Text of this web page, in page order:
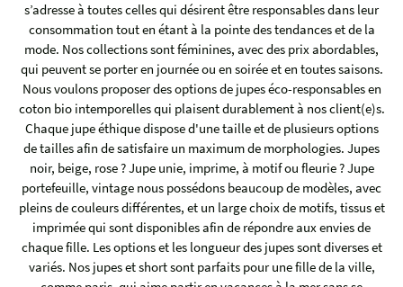
s’adresse à toutes celles qui désirent être responsables dans leur
consommation tout en étant à la pointe des tendances et de la
mode. Nos collections sont féminines, avec des prix abordables,
qui peuvent se porter en journée ou en soirée et en toutes saisons.
Nous voulons proposer des options de jupes éco-responsables en
coton bio intemporelles qui plaisent durablement à nos client(e)s.
Chaque jupe éthique dispose d'une taille et de plusieurs options
de tailles afin de satisfaire un maximum de morphologies. Jupes
noir, beige, rose ? Jupe unie, imprime, à motif ou fleurie ? Jupe
portefeuille, vintage nous possédons beaucoup de modèles, avec
pleins de couleurs différentes, et un large choix de motifs, tissus et
imprimée qui sont disponibles afin de répondre aux envies de
chaque fille. Les options et les longueur des jupes sont diverses et
variés. Nos jupes et short sont parfaits pour une fille de la ville,